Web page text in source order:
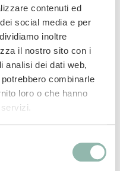
contenuti ed
social media e per
inoltre
il nostro sito con i
analisi dei dati web,
combinarle
loro o che hanno
i 5 sensi. Aroma